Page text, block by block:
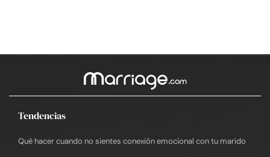
Tendencias
Qué hacer cuando no sientes conexión emocional con tu marido